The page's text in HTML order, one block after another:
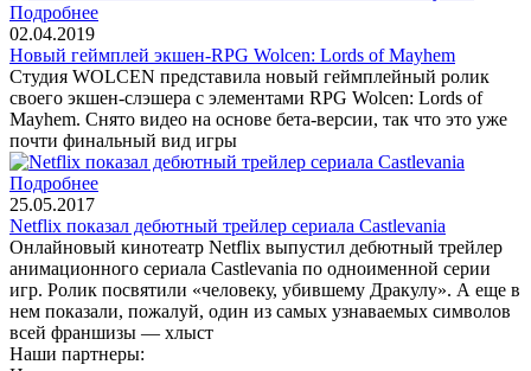
Подробнее
02.04.2019
Новый геймплей экшен-RPG Wolcen: Lords of Mayhem
Студия WOLCEN представила новый геймплейный ролик
своего экшен-слэшера с элементами RPG Wolcen: Lords of
Mayhem. Снято видео на основе бета-версии, так что это уже
почти финальный вид игры
Подробнее
25.05.2017
Netflix показал дебютный трейлер сериала Castlevania
Онлайновый кинотеатр Netflix выпустил дебютный трейлер
анимационного сериала Castlevania по одноименной серии
игр. Ролик посвятили «человеку, убившему Дракулу». А еще в
нем показали, пожалуй, один из самых узнаваемых символов
всей франшизы — хлыст
Наши партнеры: